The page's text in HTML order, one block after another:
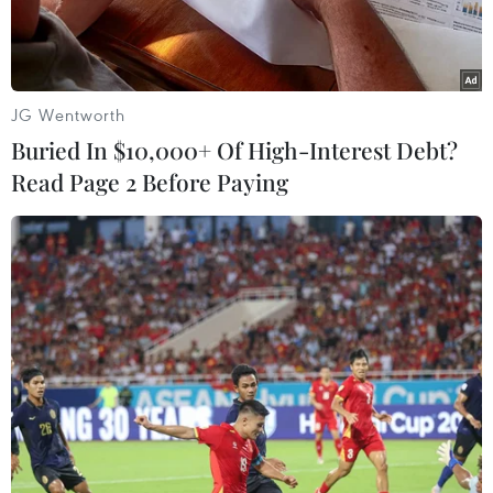
Ngọn tháp của Nhà thờ Đức Bà Paris đổ sập trong vụ hỏa hoạn
ngày 15/4/2019. (Ảnh: AFP/ TTXVN)
Tối 15/4, người dân nước Pháp và những người
yêu chuộng cái đẹp trên toàn thế giới đón nhận
hung tin: Nhà thờ Đức Bà (Notre-Dame) ở thủ đô
JG Wentworth
Buried In $10,000+ Of High-Interest Debt?
Read Page 2 Before Paying